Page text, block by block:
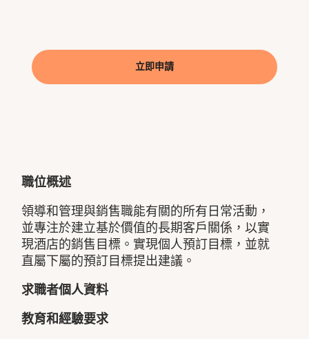
職位概述
領導和管理與銷售職能有關的所有日常活動，
並專注於建立基於價值的長期客戶關係，以實
現酒店的銷售目標。實現個人預訂目標，並就
直屬下屬的預訂目標提出建議。
求職者個人資料
教育和經驗要求
立即申請